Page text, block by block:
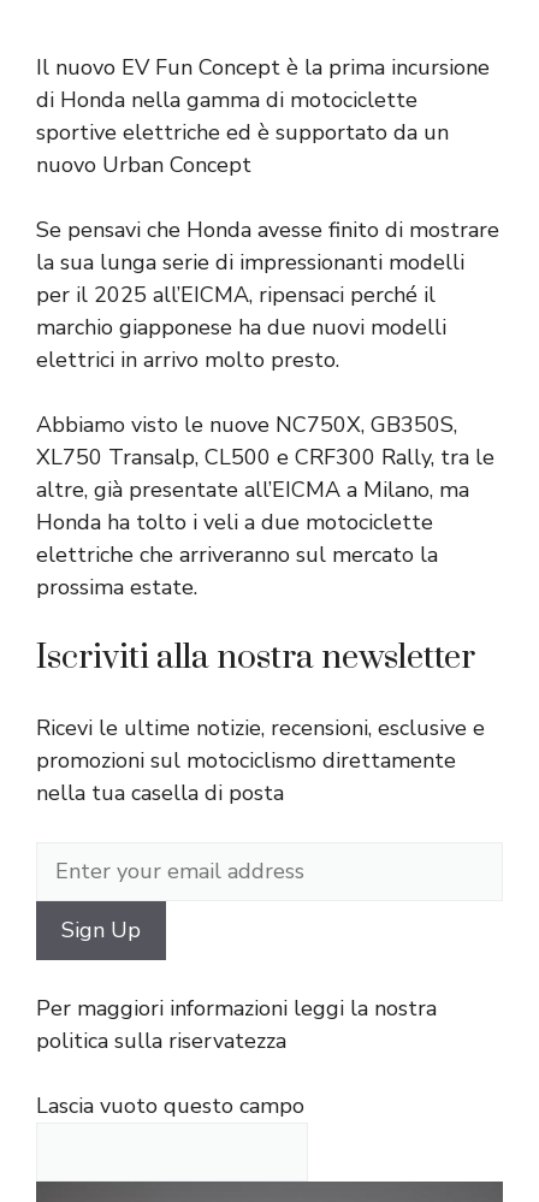
Il nuovo EV Fun Concept è la prima incursione
di Honda nella gamma di motociclette
sportive elettriche ed è supportato da un
nuovo Urban Concept
Se pensavi che Honda avesse finito di mostrare
la sua lunga serie di impressionanti modelli
per il 2025 all’EICMA, ripensaci perché il
marchio giapponese ha due nuovi modelli
elettrici in arrivo molto presto.
Abbiamo visto le nuove NC750X, GB350S,
XL750 Transalp, CL500 e CRF300 Rally, tra le
altre, già presentate all’EICMA a Milano, ma
Honda ha tolto i veli a due motociclette
elettriche che arriveranno sul mercato la
prossima estate.
Iscriviti alla nostra newsletter
Ricevi le ultime notizie, recensioni, esclusive e
promozioni sul motociclismo direttamente
nella tua casella di posta
Per maggiori informazioni leggi la nostra
politica sulla riservatezza
Lascia vuoto questo campo